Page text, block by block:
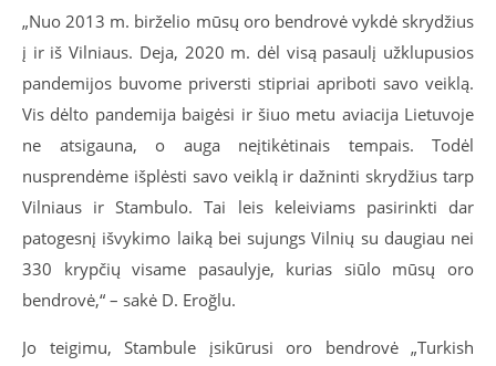
„Nuo 2013 m. birželio mūsų oro bendrovė vykdė skrydžius
į ir iš Vilniaus. Deja, 2020 m. dėl visą pasaulį užklupusios
pandemijos buvome priversti stipriai apriboti savo veiklą.
Vis dėlto pandemija baigėsi ir šiuo metu aviacija Lietuvoje
ne atsigauna, o auga neįtikėtinais tempais. Todėl
nusprendėme išplėsti savo veiklą ir dažninti skrydžius tarp
Vilniaus ir Stambulo. Tai leis keleiviams pasirinkti dar
patogesnį išvykimo laiką bei sujungs Vilnių su daugiau nei
330 krypčių visame pasaulyje, kurias siūlo mūsų oro
bendrovė,“ – sakė D. Eroğlu.
Jo teigimu, Stambule įsikūrusi oro bendrovė „Turkish